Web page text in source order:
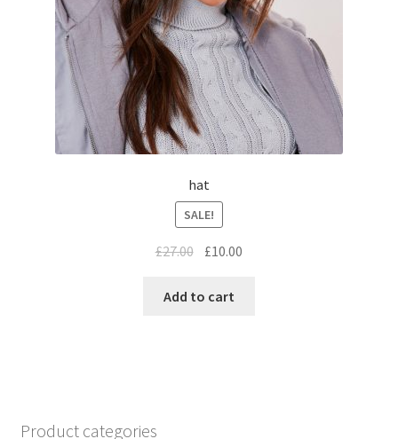
hat
SALE!
£27.00 £10.00
Add to cart
Product categories